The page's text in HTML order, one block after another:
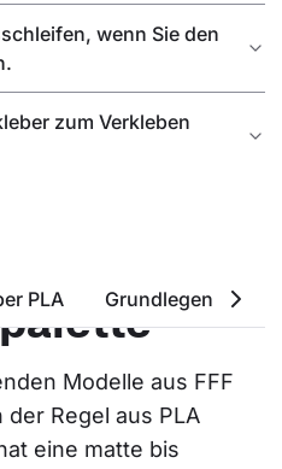
PLA Grundlegende
wenn Sie den
zum Verkleben
Modelle aus FFF
Regel aus PLA
eine matte bis